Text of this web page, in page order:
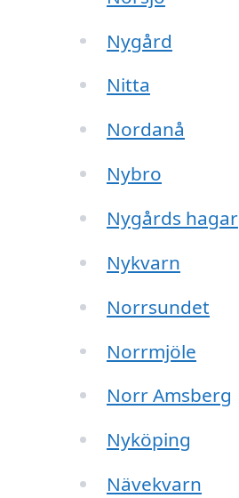
Nygård
Nitta
Nordanå
Nybro
Nygårds hagar
Nykvarn
Norrsundet
Norrmjöle
Norr Amsberg
Nyköping
Nävekvarn